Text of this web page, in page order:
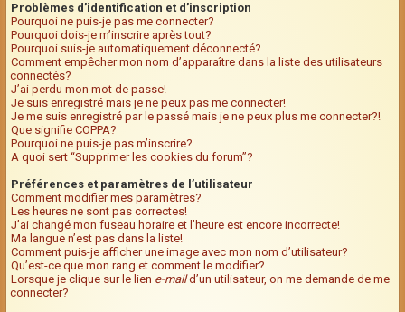
Problèmes d’identification et d’inscription
Pourquoi ne puis-je pas me connecter?
Pourquoi dois-je m’inscrire après tout?
Pourquoi suis-je automatiquement déconnecté?
Comment empêcher mon nom d’apparaître dans la liste des utilisateurs
connectés?
J’ai perdu mon mot de passe!
Je suis enregistré mais je ne peux pas me connecter!
Je me suis enregistré par le passé mais je ne peux plus me connecter?!
Que signifie COPPA?
Pourquoi ne puis-je pas m’inscrire?
A quoi sert “Supprimer les cookies du forum”?
Préférences et paramètres de l’utilisateur
Comment modifier mes paramètres?
Les heures ne sont pas correctes!
J’ai changé mon fuseau horaire et l’heure est encore incorrecte!
Ma langue n’est pas dans la liste!
Comment puis-je afficher une image avec mon nom d’utilisateur?
Qu’est-ce que mon rang et comment le modifier?
Lorsque je clique sur le lien e-maild’un utilisateur, on me demande de me
connecter?